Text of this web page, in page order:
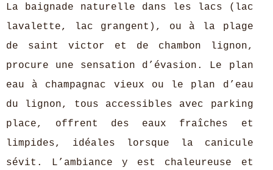
La baignade naturelle dans les lacs (lac
lavalette, lac grangent), ou à la plage
de saint victor et de chambon lignon,
procure une sensation d’évasion. Le plan
eau à champagnac vieux ou le plan d’eau
du lignon, tous accessibles avec parking
place, offrent des eaux fraîches et
limpides, idéales lorsque la canicule
sévit. L’ambiance y est chaleureuse et